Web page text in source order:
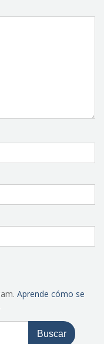
Aprende cómo se